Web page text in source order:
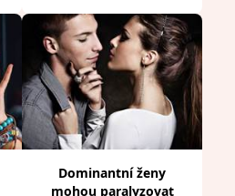
Dominantní ženy
mohou paralyzovat